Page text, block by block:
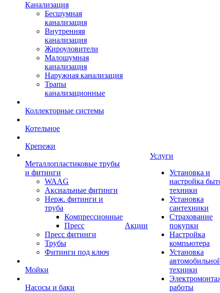
Канализация
Бесшумная
канализация
Внутренняя
канализация
Жироуловители
Малошумная
канализация
Наружная канализация
Трапы
канализационные
Коллекторные системы
Котельное
Крепежи
Металлопластиковые трубы
и фитинги
WAAG
Аксиальные фитинги
Нерж. фитинги и
труба
Компрессионные
Пресс
Пресс фитинги
Трубы
Фитинги под ключ
Мойки
Насосы и баки
Акции
Услуги
Установка и
настройка
техники
Установка
сантехники
Страхование
покупки
Настройка
компьютера
Установка
техники
работы